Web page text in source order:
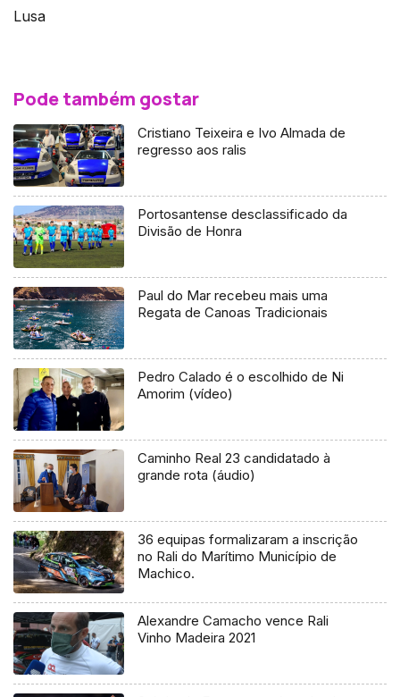
Lusa
Pode também gostar
Cristiano Teixeira e Ivo Almada de
regresso aos ralis
Portosantense desclassificado da
Divisão de Honra
Paul do Mar recebeu mais uma
Regata de Canoas Tradicionais
Pedro Calado é o escolhido de Ni
Amorim (vídeo)
Caminho Real 23 candidatado à
grande rota (áudio)
36 equipas formalizaram a inscrição
no Rali do Marítimo Município de
Machico.
Alexandre Camacho vence Rali
Vinho Madeira 2021